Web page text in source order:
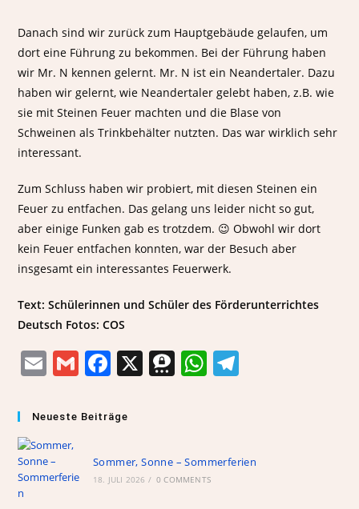
Danach sind wir zurück zum Hauptgebäude gelaufen, um
dort eine Führung zu bekommen. Bei der Führung haben
wir Mr. N kennen gelernt. Mr. N ist ein Neandertaler. Dazu
haben wir gelernt, wie Neandertaler gelebt haben, z.B. wie
sie mit Steinen Feuer machten und die Blase von
Schweinen als Trinkbehälter nutzten. Das war wirklich sehr
interessant.
Zum Schluss haben wir probiert, mit diesen Steinen ein
Feuer zu entfachen. Das gelang uns leider nicht so gut,
aber einige Funken gab es trotzdem. 😉 Obwohl wir dort
kein Feuer entfachen konnten, war der Besuch aber
insgesamt ein interessantes Feuerwerk.
Text: Schülerinnen und Schüler des Förderunterrichtes
Deutsch Fotos: COS
E
ai
l
G
ai
F
c
b
o
X T
m
a
W
A
p
a
Neueste Beiträge
Sommer, Sonne – Sommerferien
18. JULI 2026 / 0 COMMENTS